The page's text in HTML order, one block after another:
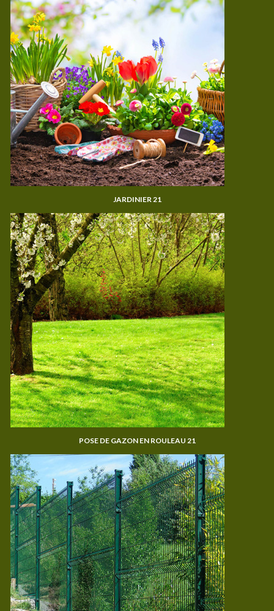
JARDINIER 21
POSE DE GAZON EN ROULEAU 21